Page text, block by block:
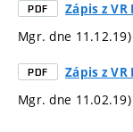
PDF Zápis z VR
Mgr. dne 11.12.19)
PDF Zápis z VR
Mgr. dne 11.02.19)